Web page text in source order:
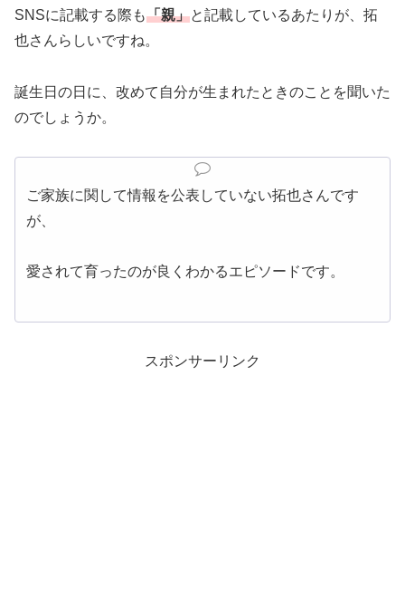
SNSに記載する際も「親」と記載しているあたりが、拓
也さんらしいですね。
誕生日の日に、改めて自分が生まれたときのことを聞いた
のでしょうか。
ご家族に関して情報を公表していない拓也さんです
が、
愛されて育ったのが良くわかるエピソードです。
スポンサーリンク